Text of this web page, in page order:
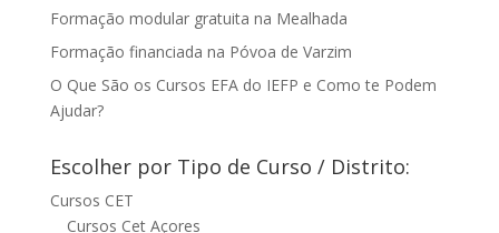
Formação modular gratuita na Mealhada
Formação financiada na Póvoa de Varzim
O Que São os Cursos EFA do IEFP e Como te Podem
Ajudar?
Escolher por Tipo de Curso / Distrito:
Cursos CET
Cursos Cet Açores